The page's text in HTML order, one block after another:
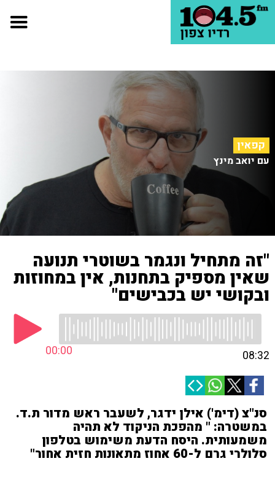
קפאין
עם יואב מינץ
"זה מתחיל ונגמר בשוטרי תנועה
שאין מספיק בתחנות, אין במחוזות
ובקושי יש בכבישים"
00:00 08:32
סנ"צ (דימ') אילן ידגר, לשעבר ראש מדור ת.ד.
במשטרה: " מהפכת הניקוד לא תהיה
משמעותית. היסח הדעת משימוש בטלפון
סלולרי גרם ל-60 אחוז מתאונות חזית אחור"